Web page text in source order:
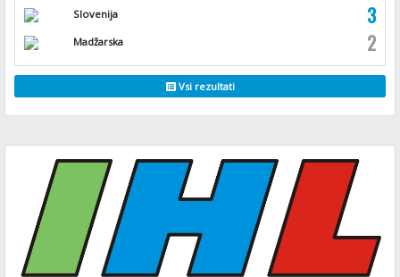
Slovenija 3
Madžarska 2
Vsi rezultati